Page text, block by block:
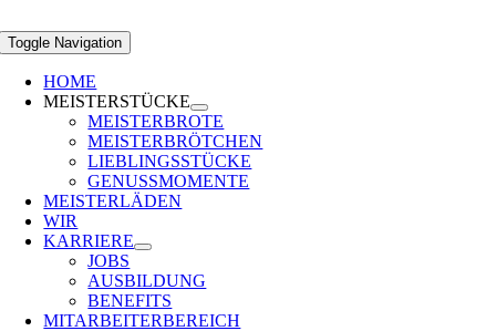
Toggle Navigation
HOME
MEISTERSTÜCKE
MEISTERBROTE
MEISTERBRÖTCHEN
LIEBLINGSSTÜCKE
GENUSSMOMENTE
MEISTERLÄDEN
WIR
KARRIERE
JOBS
AUSBILDUNG
BENEFITS
MITARBEITERBEREICH